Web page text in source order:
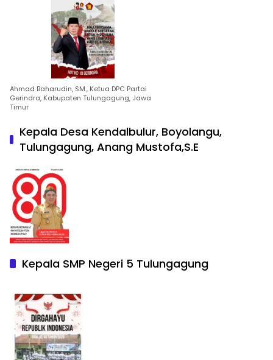
Ahmad Baharudin, SM., Ketua DPC Partai
Gerindra, Kabupaten Tulungagung, Jawa
Timur
Kepala Desa Kendalbulur, Boyolangu,
Tulungagung, Anang Mustofa,S.E
Kepala SMP Negeri 5 Tulungagung